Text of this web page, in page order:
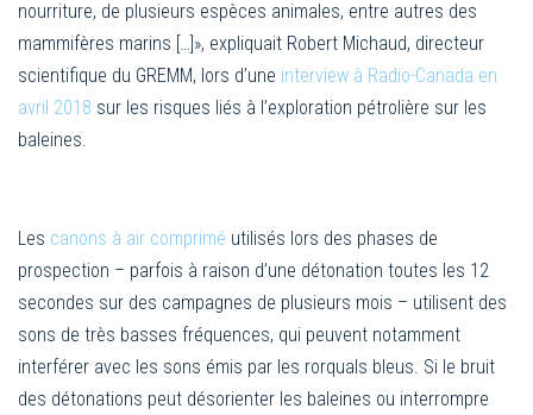
nourriture, de plusieurs espèces animales, entre autres des
mammifères marins […]», expliquait Robert Michaud, directeur
scientifique du GREMM, lors d’une interview à Radio-Canada en
avril 2018 sur les risques liés à l’exploration pétrolière sur les
baleines.
Les canons à air comprimé utilisés lors des phases de
prospection – parfois à raison d’une détonation toutes les 12
secondes sur des campagnes de plusieurs mois – utilisent des
sons de très basses fréquences, qui peuvent notamment
interférer avec les sons émis par les rorquals bleus. Si le bruit
des détonations peut désorienter les baleines ou interrompre